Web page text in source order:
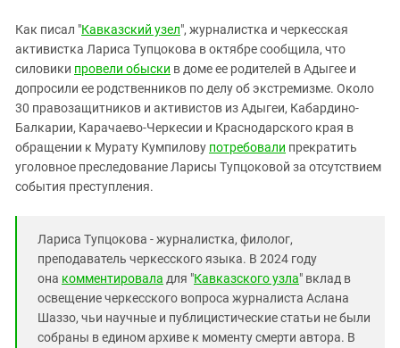
Южный Кавказ
ЮФО
Как писал "Кавказский узел", журналистка и черкесская
активистка Лариса Тупцокова в октябре сообщила, что
силовики провели обыски в доме ее родителей в Адыгее и
допросили ее родственников по делу об экстремизме. Около
30 правозащитников и активистов из Адыгеи, Кабардино-
Балкарии, Карачаево-Черкесии и Краснодарского края в
обращении к Мурату Кумпилову потребовали прекратить
уголовное преследование Ларисы Тупцоковой за отсутствием
события преступления.
Лариса Тупцокова - журналистка, филолог,
преподаватель черкесского языка. В 2024 году
она комментировала для "Кавказского узла" вклад в
освещение черкесского вопроса журналиста Аслана
Шаззо, чьи научные и публицистические статьи не были
собраны в едином архиве к моменту смерти автора. В